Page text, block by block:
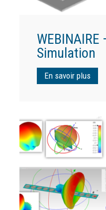
Simulation
En savoir plus